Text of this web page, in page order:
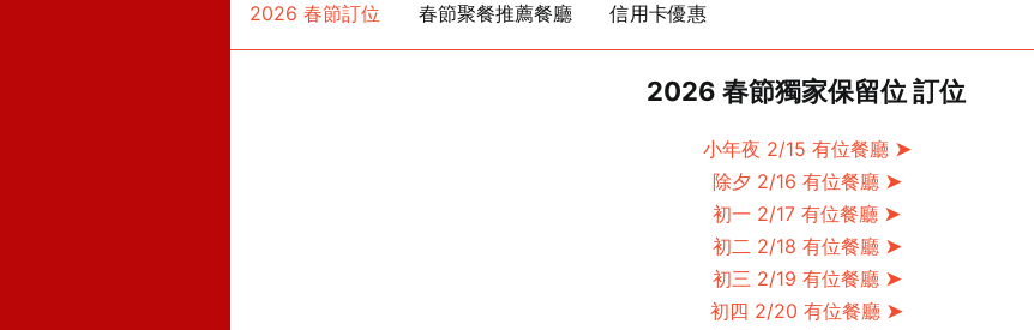
2026 春節訂位 春節聚餐推薦餐廳 信用卡優惠
2026 春節獨家保留位 訂位
小年夜 2/15 有位餐廳 ➤
除夕 2/16 有位餐廳 ➤
初一 2/17 有位餐廳 ➤
初二 2/18 有位餐廳 ➤
初三 2/19 有位餐廳 ➤
初四 2/20 有位餐廳 ➤